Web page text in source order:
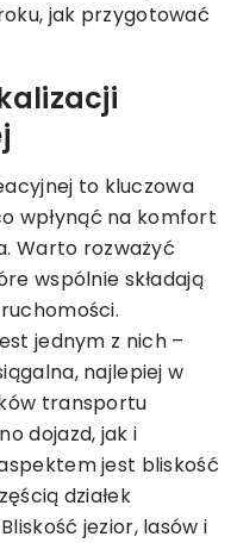
jak przygotować
to kluczowa
wpłynąć na komfort
Warto rozważyć
wspólnie składają
jednym z nich –
najlepiej w
transportu
dojazd, jak i
jest bliskość
działek
jezior, lasów i